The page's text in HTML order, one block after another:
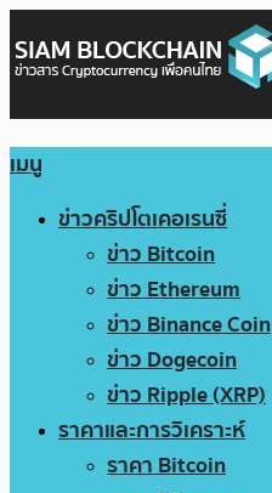
เมนู
ข่าวคริปโตเคอเรนซี่
ข่าว Bitcoin
ข่าว Ethereum
ข่าว Binance Coin
ข่าว Dogecoin
ข่าว Ripple (XRP)
ราคาและการวิเคราะห์
ราคา Bitcoin